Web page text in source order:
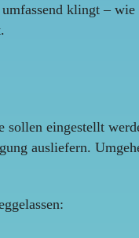
klingt –
eingestellt
ausliefern.